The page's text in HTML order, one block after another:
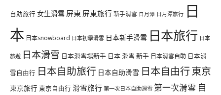
自助旅行 女生滑雪 屏東 屏東旅行新手滑雪 日月潭 日月潭旅行 日
本 日本snowboard 日本初學滑雪 日本新手滑雪 日本旅行 日本
旅遊 日本滑雪 日本滑雪場新手 日本 滑雪 新手 日本滑雪自助 日本滑
雪自由行 日本自助旅行 日本自助滑雪 日本自由行東京
東京旅行 東京自由行 滑雪旅行 第一次日本自助滑雪 第一次滑雪 自